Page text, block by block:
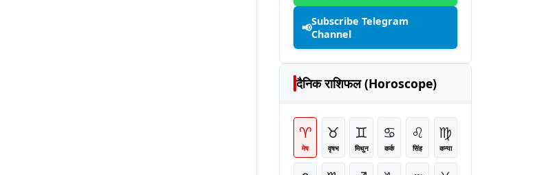
📢Subscribe Telegram
Channel
दैनिक राशिफल (Horoscope)
♈
मेष
♉
वृषभ
♊
मिथुन
♋
कर्क
♌
सिंह
♍
कन्या